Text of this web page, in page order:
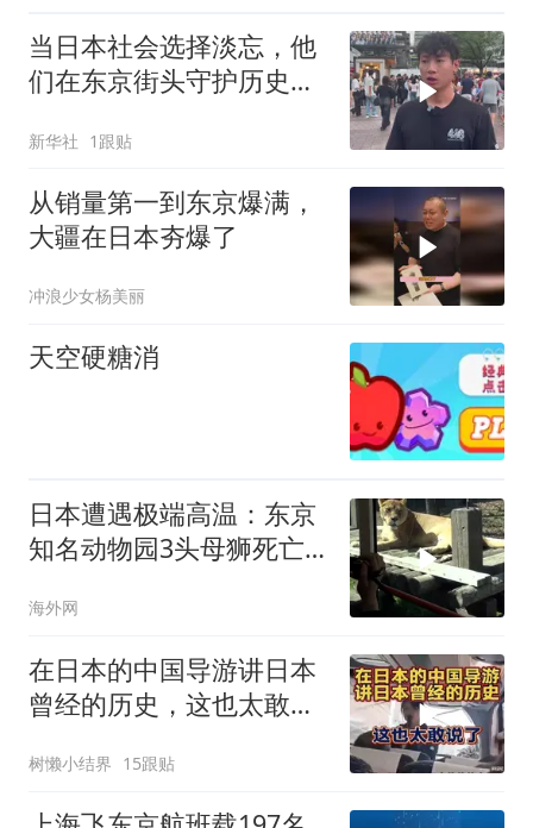
当日本社会选择淡忘，他
们在东京街头守护历史记
新华社 1跟贴
从销量第一到东京爆满，
大疆在日本夯爆了
冲浪少女杨美丽
天空硬糖消
日本遭遇极端高温：东京
知名动物园3头母狮死亡
海外网
在日本的中国导游讲日本
曾经的历史，这也太敢说
树懒小结界 15跟贴